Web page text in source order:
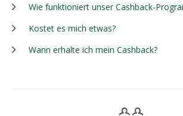
Wie funktioniert unser Cashback-
Kostet es mich etwas?
Wann erhalte ich mein Cashback?